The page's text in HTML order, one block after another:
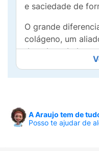
e saciedade de
O grande
colágeno, um
da pele, cabelos e
8,6g de proteína
apenas 137
doce sem culpa.
A Araujo tem de
Posso te ajudar de